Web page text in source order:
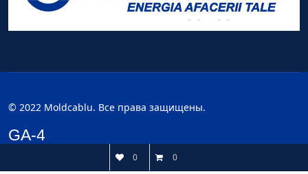
© 2022 Moldcablu. Все права защищены.
GA-4
0 0